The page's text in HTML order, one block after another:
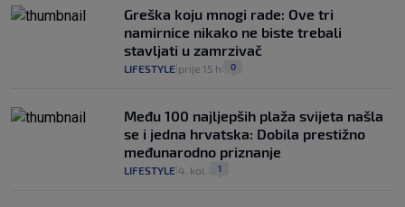
Greška koju mnogi rade: Ove tri
namirnice nikako ne biste trebali
stavljati u zamrzivač
LIFESTYLE prije 15 h 0
Među 100 najljepših plaža svijeta našla
se i jedna hrvatska: Dobila prestižno
međunarodno priznanje
LIFESTYLE 4. kol. 1